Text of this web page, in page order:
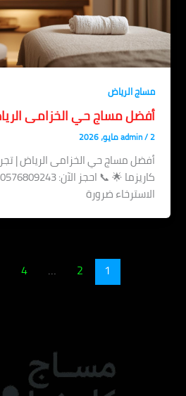
مساج الرياض
أفضل مساج حي الخزامى
admin/2 مايو، 2026
أفضل مساج حي الخزامى الرياض |
الاسترخاء ضرورة
1
2
…
4